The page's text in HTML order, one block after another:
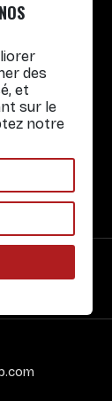
des
et
sur le
notre